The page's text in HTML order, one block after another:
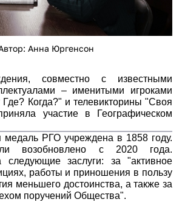
Анна Юргенсон
совместно с известными
– именитыми игроками
Когда?" и телевикторины "Своя
участие в Географическом
медаль РГО учреждена в 1858 году.
возобновлено с 2020 года.
следующие заслуги: за "активное
работы и приношения в пользу
меньшего достоинства, а также за
поручений Общества".